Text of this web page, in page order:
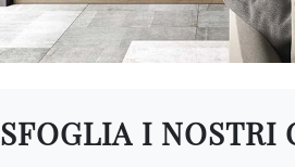
SFOGLIA I NOSTRI